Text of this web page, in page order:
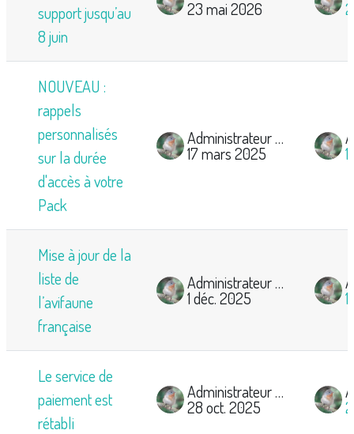
support jusqu’au
8 juin
23 mai 2026
NOUVEAU :
rappels
personnalisés
sur la durée
d'accès à votre
Pack
Administrateur Mooc Ornitho
17 mars 2025
Mise à jour de la
liste de
l’avifaune
française
Administrateur Mooc Ornitho
1 déc. 2025
Le service de
paiement est
rétabli
Administrateur Mooc Ornitho
28 oct. 2025